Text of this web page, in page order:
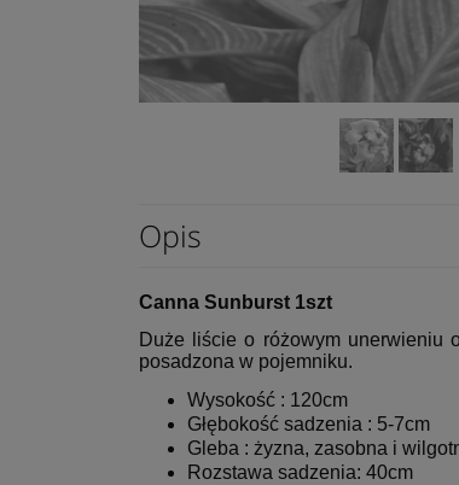
Opis
Canna Sunburst 1szt
Duże liście o różowym unerwieniu
posadzona w pojemniku.
Wysokość : 120cm
Głębokość sadzenia : 5-7cm
Gleba : żyzna, zasobna i
Rozstawa sadzenia: 40cm